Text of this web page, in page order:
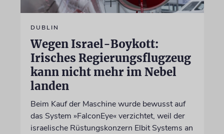
DUBLIN
Wegen Israel-Boykott:
Irisches Regierungsflugzeug
kann nicht mehr im Nebel
landen
Beim Kauf der Maschine wurde bewusst auf
das System »FalconEye« verzichtet, weil der
israelische Rüstungskonzern Elbit Systems an